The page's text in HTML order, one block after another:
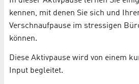
kennen, mit denen Sie sich und
Verschnaufpause im stressigen
können.
Diese Aktivpause wird von einem
Input begleitet.